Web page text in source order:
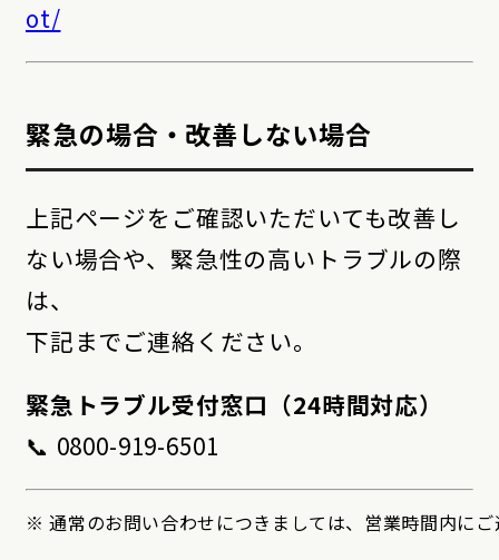
ot/
緊急の場合・改善しない場合
上記ページをご確認いただいても改善し
ない場合や、緊急性の高いトラブルの際
は、
下記までご連絡ください。
緊急トラブル受付窓口（24時間対応）
📞 0800-919-6501
※ 通常のお問い合わせにつきましては、営業時間内に